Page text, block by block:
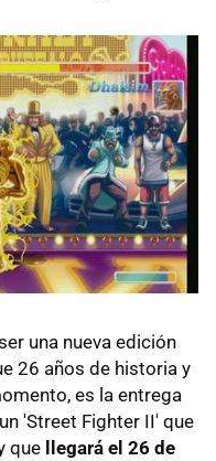
una nueva edición
26 años de historia y
es la entrega
'Street Fighter II' que
que llegará el 26 de